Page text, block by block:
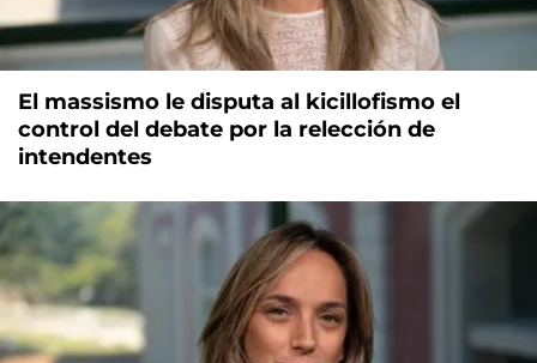
El massismo le disputa al kicillofismo el
control del debate por la relección de
intendentes